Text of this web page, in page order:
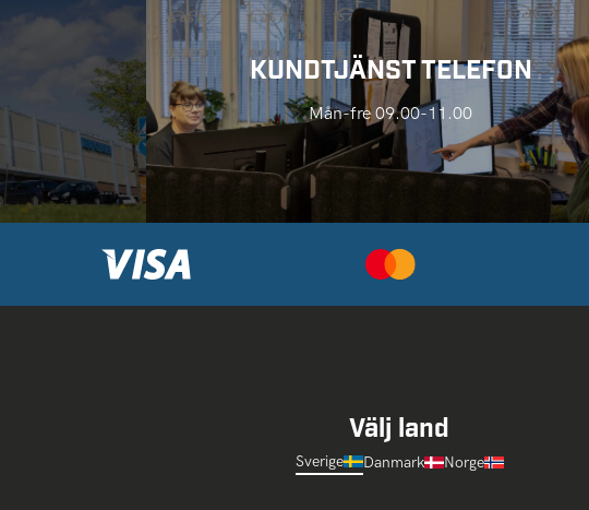
KUNDTJÄNST TELEFON
Mån-fre 09.00-11.00
Välj land
Sverige Danmark Norge